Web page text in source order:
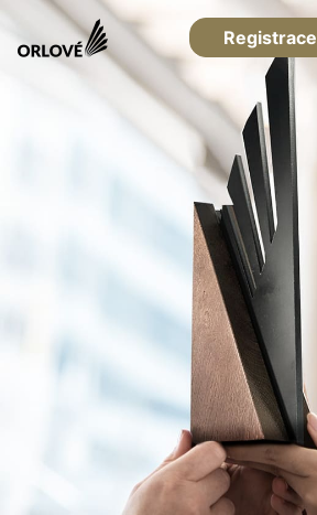
Registrace